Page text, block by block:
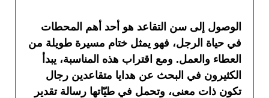
الوصول إلى سن التقاعد هو أحد أهم المحطات
في حياة الرجل، فهو يمثل ختام مسيرة طويلة من
العطاء والعمل. ومع اقتراب هذه المناسبة، يبدأ
الكثيرون في البحث عن هدايا متقاعدين رجال
تكون ذات معنى، وتحمل في طيّاتها رسالة تقدير